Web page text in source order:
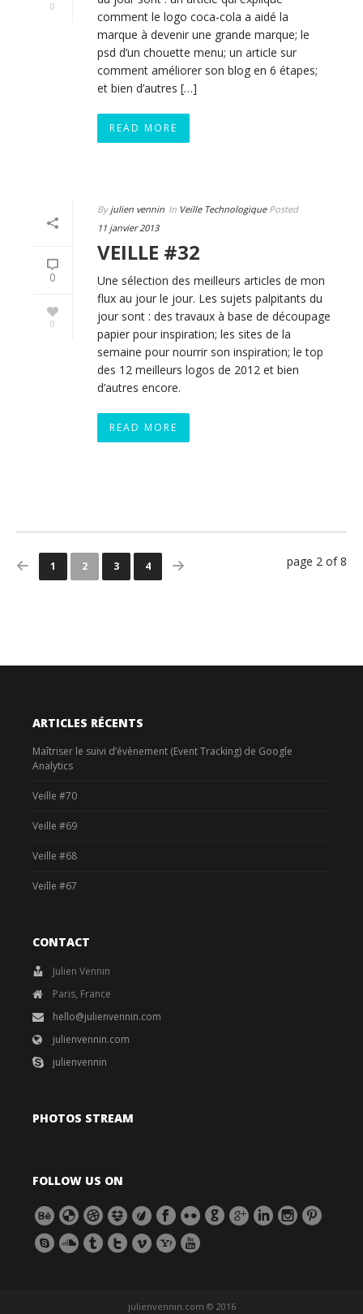
0
comment le logo coca-cola a aidé la
marque à devenir une grande marque; le
psd d’un chouette menu; un article sur
comment améliorer son blog en 6 étapes;
et bien d’autres […]
READ MORE
0
0
By julien vennin In Veille TechnologiquePosted
11 janvier 2013
VEILLE #32
Une sélection des meilleurs articles de mon
flux au jour le jour. Les sujets palpitants du
jour sont : des travaux à base de découpage
papier pour inspiration; les sites de la
semaine pour nourrir son inspiration; le top
des 12 meilleurs logos de 2012 et bien
d’autres encore.
READ MORE
1 2 3 4 page 2 of 8
ARTICLES RÉCENTS
Maîtriser le suivi d’évènement (Event Tracking) de Google
Analytics
Veille #70
Veille #69
Veille #68
Veille #67
CONTACT
Julien Vennin
Paris, France
hello@julienvennin.com
julienvennin.com
julienvennin
PHOTOS STREAM
FOLLOW US ON
julienvennin.com © 2016